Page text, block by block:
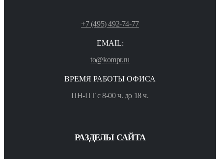
+7 (495) 492-74-77
EMAIL:
to@kompr.ru
ВРЕМЯ РАБОТЫ ОФИСА
ПН-ПТ с 8-00 ч. до 18 ч.
РАЗДЕЛЫ САЙТА